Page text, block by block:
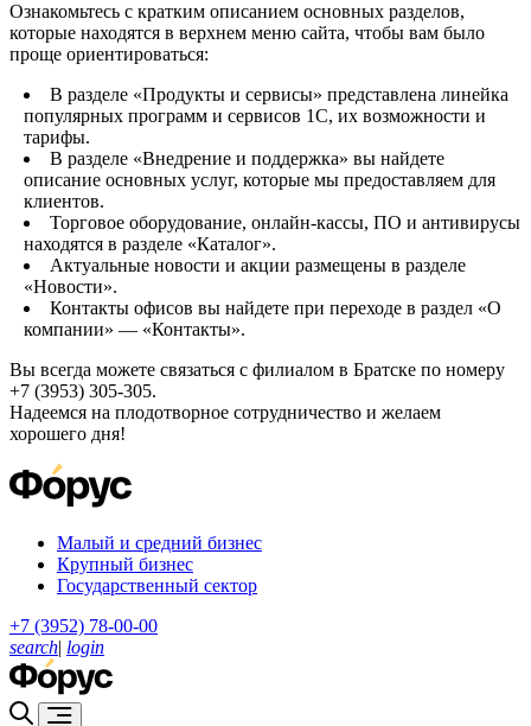
Ознакомьтесь с кратким описанием основных разделов,
которые находятся в верхнем меню сайта, чтобы вам было
проще ориентироваться:
В разделе «Продукты и сервисы» представлена линейка
популярных программ и сервисов 1С, их возможности и
тарифы.
В разделе «Внедрение и поддержка» вы найдете
описание основных услуг, которые мы предоставляем для
клиентов.
Торговое оборудование, онлайн-кассы, ПО и антивирусы
находятся в разделе «Каталог».
Актуальные новости и акции размещены в разделе
«Новости».
Контакты офисов вы найдете при переходе в раздел «О
компании» — «Контакты».
Вы всегда можете связаться с филиалом в Братске по номеру
+7 (3953) 305-305.
Надеемся на плодотворное сотрудничество и желаем
хорошего дня!
Малый и средний бизнес
Крупный бизнес
Государственный сектор
+7 (3952) 78-00-00
search| login